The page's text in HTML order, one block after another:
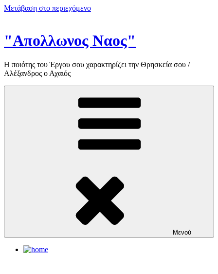
Μετάβαση στο περιεχόμενο
"Απολλωνος Ναος"
Η ποιότης του Έργου σου χαρακτηρίζει την Θρησκεία σου /
Αλέξανδρος ο Αχαιός
Μενού